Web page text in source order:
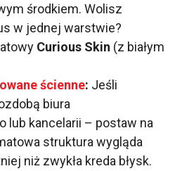
środkiem. Wolisz
w jednej warstwie?
Curious Skin (z białym
ścienne: Jeśli
biura
lub kancelarii – postaw na
struktura wygląda
niż zwykła kreda błysk.